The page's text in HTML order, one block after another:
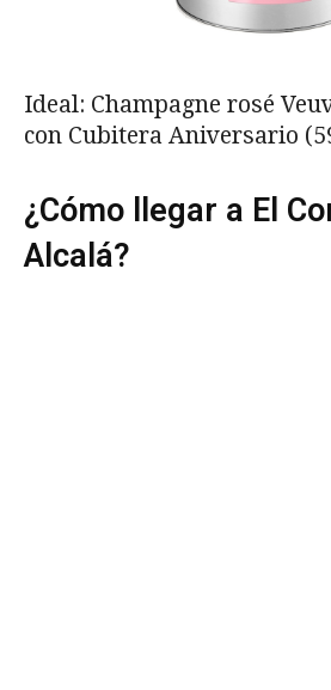
Ideal: Champagne rosé
con Cubitera Aniversario
¿Cómo llegar a El
Alcalá?